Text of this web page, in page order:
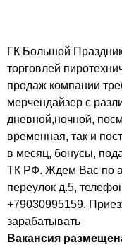
ГК Большой
торговлей
продаж компании
мерчендайзер с
дневной,ночной,
временная, так и
в месяц, бонусы,
ТК РФ. Ждем Вас по
переулок д.5,
+79030995159.
зарабатывать
Вакансия